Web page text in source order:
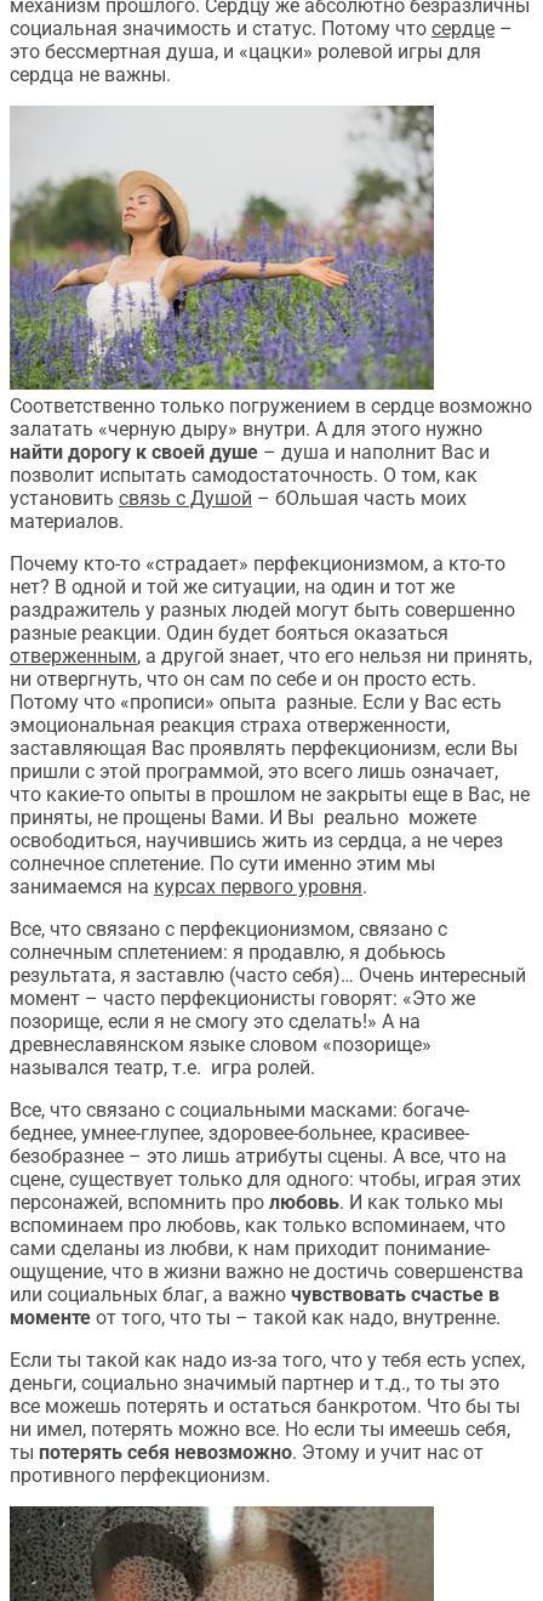
механизм прошлого. Сердцу же абсолютно безразличны
социальная значимость и статус. Потому что сердце –
это бессмертная душа, и «цацки» ролевой игры для
сердца не важны.
Соответственно только погружением в сердце возможно
залатать «черную дыру» внутри. А для этого нужно
найти дорогу к своей душе – душа и наполнит Вас и
позволит испытать самодостаточность. О том, как
установить связь с Душой – бОльшая часть моих
материалов.
Почему кто-то «страдает» перфекционизмом, а кто-то
нет? В одной и той же ситуации, на один и тот же
раздражитель у разных людей могут быть совершенно
разные реакции. Один будет бояться оказаться
отверженным, а другой знает, что его нельзя ни принять,
ни отвергнуть, что он сам по себе и он просто есть.
Потому что «прописи» опыта разные. Если у Вас есть
эмоциональная реакция страха отверженности,
заставляющая Вас проявлять перфекционизм, если Вы
пришли с этой программой, это всего лишь означает,
что какие-то опыты в прошлом не закрыты еще в Вас, не
приняты, не прощены Вами. И Вы реально можете
освободиться, научившись жить из сердца, а не через
солнечное сплетение. По сути именно этим мы
занимаемся на курсах первого уровня.
Все, что связано с перфекционизмом, связано с
солнечным сплетением: я продавлю, я добьюсь
результата, я заставлю (часто себя)… Очень интересный
момент – часто перфекционисты говорят: «Это же
позорище, если я не смогу это сделать!» А на
древнеславянском языке словом «позорище»
назывался театр, т.е. игра ролей.
Все, что связано с социальными масками: богаче-
беднее, умнее-глупее, здоровее-больнее, красивее-
безобразнее – это лишь атрибуты сцены. А все, что на
сцене, существует только для одного: чтобы, играя этих
персонажей, вспомнить про любовь. И как только мы
вспоминаем про любовь, как только вспоминаем, что
сами сделаны из любви, к нам приходит понимание-
ощущение, что в жизни важно не достичь совершенства
или социальных благ, а важно чувствовать счастье в
моменте от того, что ты – такой как надо, внутренне.
Если ты такой как надо из-за того, что у тебя есть успех,
деньги, социально значимый партнер и т.д., то ты это
все можешь потерять и остаться банкротом. Что бы ты
ни имел, потерять можно все. Но если ты имеешь себя,
ты потерять себя невозможно. Этому и учит нас от
противного перфекционизм.